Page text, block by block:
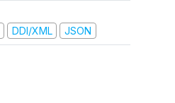
DDI/XML JSON